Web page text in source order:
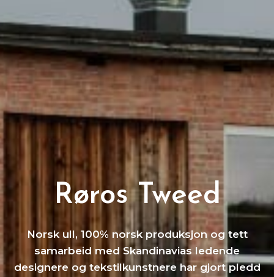
Røros Tweed
Norsk ull, 100% norsk produksjon og tett
samarbeid med Skandinavias ledende
designere og tekstilkunstnere har gjort pledd